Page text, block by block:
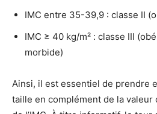
IMC entre 35-39,9 : classe II
IMC ≥ 40 kg/m² : classe III
morbide)
Ainsi, il est essentiel de prendre
taille en complément de la valeur